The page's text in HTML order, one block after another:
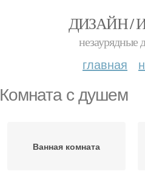
ДИЗАЙН /
незаурядные
главная
Комната с душем
Ванная комната